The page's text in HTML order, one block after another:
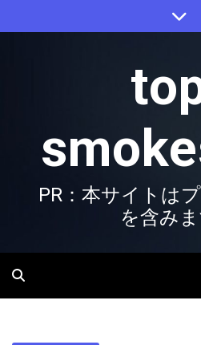
to
PR：本サイトは
を含みま